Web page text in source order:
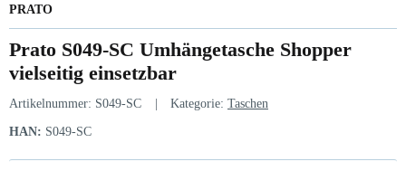
PRATO
Prato S049-SC Umhängetasche Shopper
vielseitig einsetzbar
Artikelnummer: S049-SC Kategorie: Taschen
HAN: S049-SC